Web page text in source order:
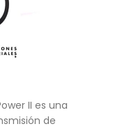
II es una
de